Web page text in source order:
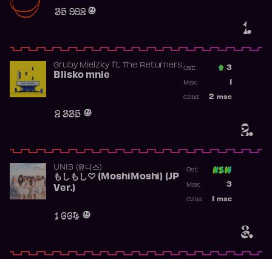
1.
35 992
2.
Gruby Mielzkyft. The Returners
Blisko mnie
2 335
Ost.: 3
Max:
2 msc
Czas:
3.
UNIS (유니스)
もしもし♡ (MoshiMoshi) (JP
Ver.)
1 664
Ost:
3
Max:
msc
Czas: